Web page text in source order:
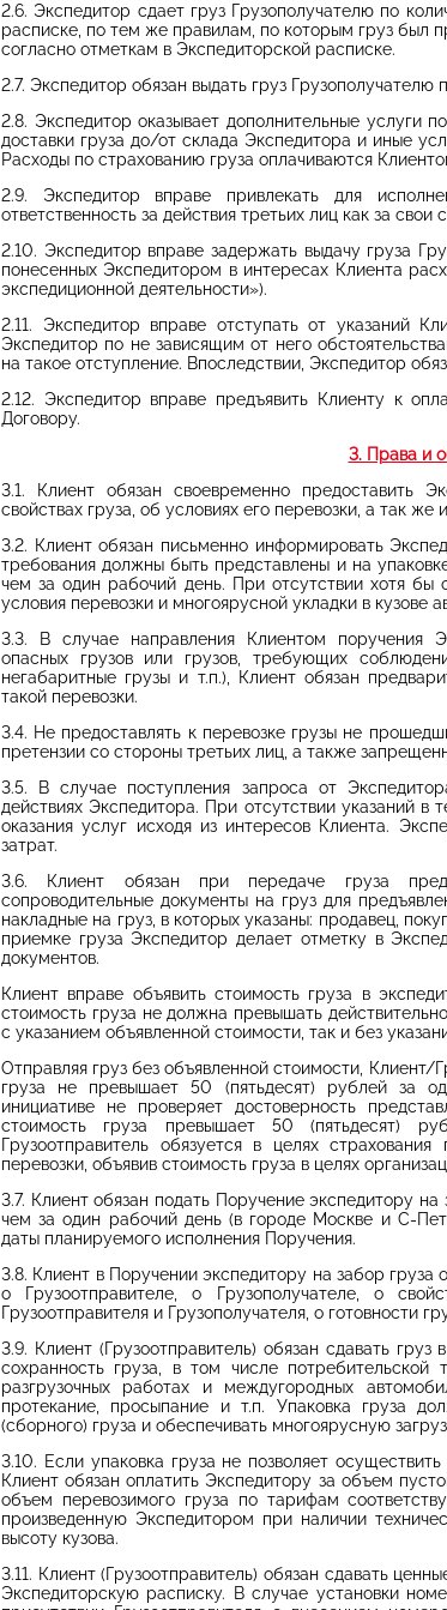
2.6. Экспедитор сдает груз Грузополучателю по
расписке, по тем же правилам, по которым груз был
согласно отметкам в Экспедиторской расписке.
2.7. Экспедитор обязан выдать груз
2.8. Экспедитор оказывает дополнительные услуги
доставки груза до/от склада Экспедитора и иные
Расходы по страхованию груза оплачиваются
2.9. Экспедитор вправе привлекать для
ответственность за действия третьих лиц как за свои
2.10. Экспедитор вправе задержать выдачу груза
понесенных Экспедитором в интересах Клиента
экспедиционной деятельности»).
2.11. Экспедитор вправе отступать от указаний
Экспедитор по не зависящим от него
на такое отступление. Впоследствии, Экспедитор
2.12. Экспедитор вправе предъявить Клиенту к
Договору.
3. Права и
3.1. Клиент обязан своевременно предоставить
свойствах груза, об условиях его перевозки, а так
3.2. Клиент обязан письменно информировать
требования должны быть представлены и на
чем за один рабочий день. При отсутствии хотя бы
условия перевозки и многоярусной укладки в кузове
3.3. В случае направления Клиентом поручения
опасных грузов или грузов, требующих
негабаритные грузы и т.п.), Клиент обязан
такой перевозки.
3.4. Не предоставлять к перевозке грузы не
претензии со стороны третьих лиц, а также
3.5. В случае поступления запроса от
действиях Экспедитора. При отсутствии указаний в
оказания услуг исходя из интересов Клиента.
затрат.
3.6. Клиент обязан при передаче груза
сопроводительные документы на груз для
накладные на груз, в которых указаны: продавец,
приемке груза Экспедитор делает отметку в
документов.
Клиент вправе объявить стоимость груза в
стоимость груза не должна превышать
с указанием объявленной стоимости, так и без
Отправляя груз без объявленной стоимости, Клиент/
груза не превышает 50 (пятьдесят) рублей за
инициативе не проверяет достоверность
стоимость груза превышает 50 (пятьдесят)
Грузоотправитель обязуется в целях
перевозки, объявив стоимость груза в целях
3.7. Клиент обязан подать Поручение экспедитору
чем за один рабочий день (в городе Москве и С-
даты планируемого исполнения Поручения.
3.8. Клиент в Поручении экспедитору на забор
о Грузоотправителе, о Грузополучателе, о
Грузоотправителя и Грузополучателя, о готовности
3.9. Клиент (Грузоотправитель) обязан сдавать
сохранность груза, в том числе
разгрузочных работах и междугородных
протекание, просыпание и т.п. Упаковка груза
(сборного) груза и обеспечивать многоярусную
3.10. Если упаковка груза не позволяет
Клиент обязан оплатить Экспедитору за объем
объем перевозимого груза по тарифам
произведенную Экспедитором при наличии
высоту кузова.
3.11. Клиент (Грузоотправитель) обязан сдавать
Экспедиторскую расписку. В случае установки